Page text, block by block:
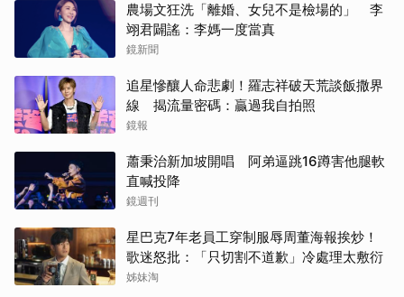
農場文狂洗「離婚、女兒不是檢場的」 李
翊君闢謠：李媽一度當真
鏡新聞
追星慘釀人命悲劇！羅志祥破天荒談飯撒界
線 揭流量密碼：贏過我自拍照
鏡報
蕭秉治新加坡開唱 阿弟逼跳16蹲害他腿軟
直喊投降
鏡週刊
星巴克7年老員工穿制服辱周董海報挨炒！
歌迷怒批：「只切割不道歉」冷處理太敷衍
姊妹淘